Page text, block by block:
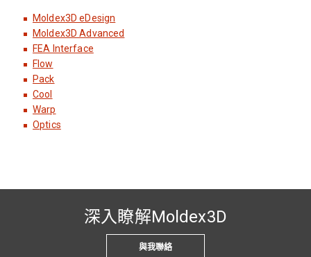
Moldex3D eDesign
Moldex3D Advanced
FEA Interface
Flow
Pack
Cool
Warp
Optics
深入瞭解Moldex3D
與我聯絡